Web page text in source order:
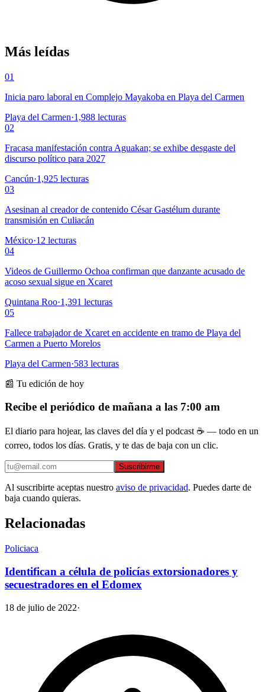
Más leídas
01
Inicia paro laboral en Complejo Mayakoba en Playa del Carmen
Playa del Carmen·1,988 lecturas
02
Fracasa manifestación contra Aguakan; se exhibe desgaste del
discurso político para 2027
Cancún·1,925 lecturas
03
Asesinan al creador de contenido César Gastélum durante
transmisión en Culiacán
México·12 lecturas
04
Videos de Guillermo Ochoa confirman que danzante acusado de
acoso sexual sigue en Xcaret
Quintana Roo·1,391 lecturas
05
Fallece trabajador de Xcaret en accidente en tramo de Playa del
Carmen a Puerto Morelos
Playa del Carmen·583 lecturas
📰 Tu edición de hoy
Recibe el periódico de mañana a las 7:00 am
El diario para hojear, las claves del día y el podcast ☕ — todo en un
correo, todos los días. Gratis, y te das de baja con un clic.
Suscribirme
Al suscribirte aceptas nuestro aviso de privacidad. Puedes darte de
baja cuando quieras.
Relacionadas
Policiaca
Identifican a célula de policías extorsionadores y
secuestradores en el Edomex
18 de julio de 2022·